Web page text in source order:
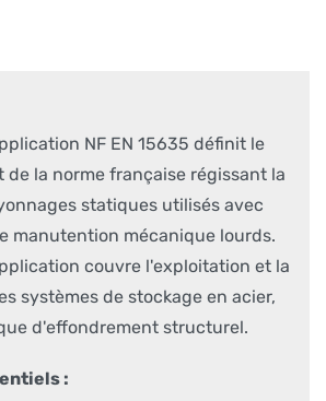
NF EN 15635 définit le
de la norme française régissant la
statiques utilisés avec
manutention mécanique lourds.
couvre l'exploitation et la
systèmes de stockage en acier,
d'effondrement structurel.
: